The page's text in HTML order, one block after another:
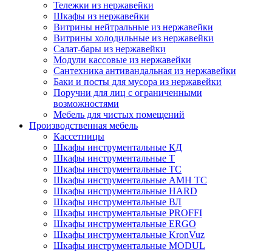
Тележки из нержавейки
Шкафы из нержавейки
Витрины нейтральные из нержавейки
Витрины холодильные из нержавейки
Салат-бары из нержавейки
Модули кассовые из нержавейки
Сантехника антивандальная из нержавейки
Баки и посты для мусора из нержавейки
Поручни для лиц с ограниченными
возможностями
Мебель для чистых помещений
Производственная мебель
Кассетницы
Шкафы инструментальные КД
Шкафы инструментальные Т
Шкафы инструментальные ТС
Шкафы инструментальные AMH TC
Шкафы инструментальные HARD
Шкафы инструментальные ВЛ
Шкафы инструментальные PROFFI
Шкафы инструментальные ERGO
Шкафы инструментальные KronVuz
Шкафы инструментальные MODUL